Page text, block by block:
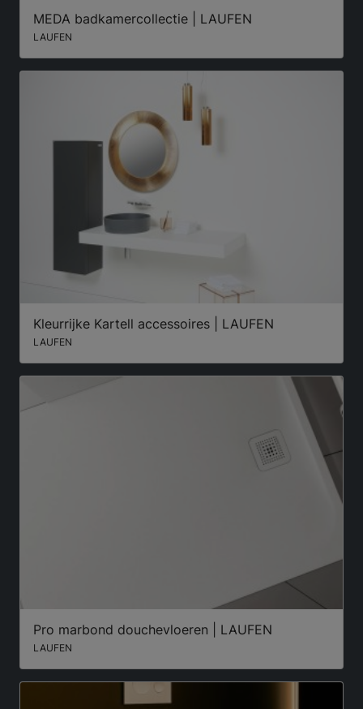
MEDA badkamercollectie | LAUFEN
LAUFEN
Kleurrijke Kartell accessoires | LAUFEN
LAUFEN
Pro marbond douchevloeren | LAUFEN
LAUFEN